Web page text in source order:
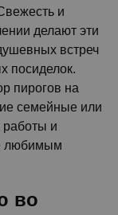
и
делают эти
встреч
посиделок.
пирогов на
семейные или
и
любимым
во